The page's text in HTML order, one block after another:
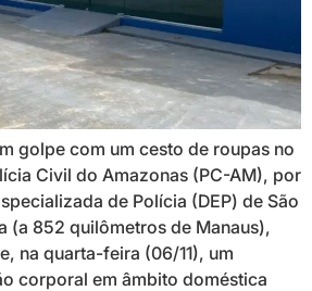
golpe com um cesto de roupas no
Civil do Amazonas (PC-AM), por
de Polícia (DEP) de São
(a 852 quilômetros de Manaus),
na quarta-feira (06/11), um
corporal em âmbito doméstica